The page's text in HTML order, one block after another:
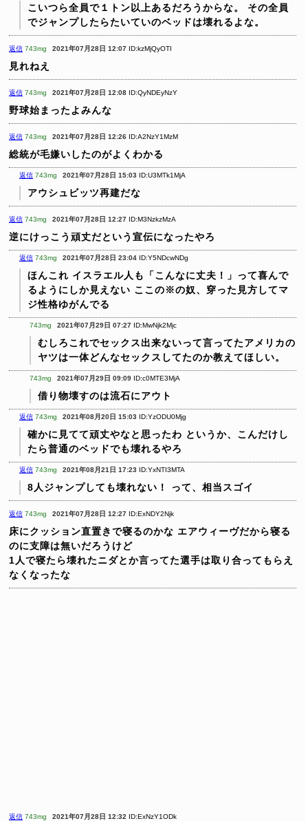
こいつら全員で１トン以上あるだろうからな。
その全員
でジャンプしたらたいていのベッドは壊れるよな。
返信 743mg 2021年07月28日 12:07 ID:kzMjQyOTI
見れねえ
返信 743mg 2021年07月28日 12:08 ID:QyNDEyNzY
野球始まったよみんな
返信 743mg 2021年07月28日 12:26 ID:A2NzY1MzM
総統が毛嫌いしたのがよくわかる
返信 743mg 2021年07月28日 15:03 ID:U3MTk1MjA
アウシュビッツ再建だな
返信 743mg 2021年07月28日 12:27 ID:M3NzkzMzA
逆にけっこう頑丈だという宣伝になったやろ
返信 743mg 2021年07月28日 23:04 ID:Y5NDcwNDg
ほんこれ イスラエル人も「こんなに丈夫！」って喜んで
るようにしか見えない ここの※の奴、穿った見方してマ
ジ性格ゆがんでる
743mg 2021年07月29日 07:27 ID:MwNjk2Mjc
むしろこれでセックス出来ないって言ってたアメリカの
ヤツは一体どんなセックスしてたのか教えてほしい。
743mg 2021年07月29日 09:09 ID:c0MTE3MjA
借り物壊すのは流石にアウト
返信 743mg 2021年08月20日 15:03 ID:YzODU0Mjg
確かに見てて頑丈やなと思ったわ というか、こんだけし
たら普通のベッドでも壊れるやろ
返信 743mg 2021年08月21日 17:23 ID:YxNTI3MTA
8人ジャンプしても壊れない！ って、相当スゴイ
返信 743mg 2021年07月28日 12:27 ID:ExNDY2Njk
床にクッション直置きで寝るのかな エアウィーヴだから寝る
のに支障は無いだろうけど
1人で寝たら壊れたニダとか言ってた選手は取り合ってもらえ
なくなったな
返信 743mg 2021年07月28日 12:32 ID:ExNzY1ODk